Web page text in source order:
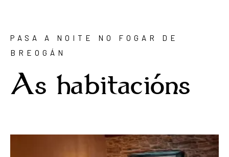
PASA A NOITE NO FOGAR DE
BREOGÁN
As habitacións